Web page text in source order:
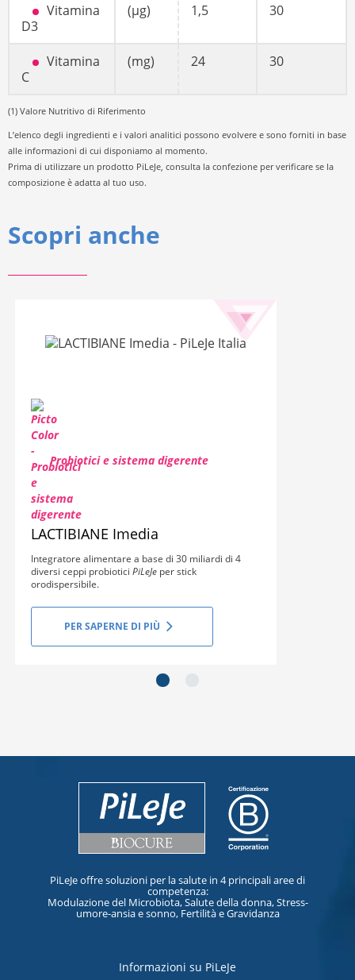
Vitamina
D3
(µg) 1,5 30
Vitamina
C
(mg) 24 30
(1) Valore Nutritivo di Riferimento
L’elenco degli ingredienti e i valori analitici possono evolvere e sono forniti in base
alle informazioni di cui disponiamo al momento.
Prima di utilizzare un prodotto PiLeJe, consulta la confezione per verificare se la
composizione è adatta al tuo uso.
Scopri anche
Probiotici e sistema digerente
LACTIBIANE Imedia
Integratore alimentare a base di 30 miliardi di 4
diversi ceppi probiotici PiLeJeper stick
orodispersibile.
PER SAPERNE DI PIÙ
next_slide
PiLeJe offre soluzioni per la salute in 4 principali aree di
competenza:
Modulazione del Microbiota, Salute della donna, Stress-
umore-ansia e sonno, Fertilità e Gravidanza
Informazioni su PiLeJe